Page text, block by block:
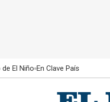
El Niño En Clave País